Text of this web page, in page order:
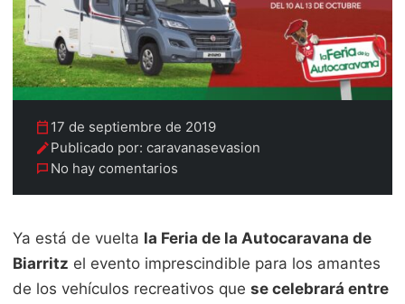
17 de septiembre de 2019
Publicado por: caravanasevasion
No hay comentarios
Ya está de vuelta la Feria de la Autocaravana de
Biarritz el evento imprescindible para los amantes
de los vehículos recreativos que se celebrará entre